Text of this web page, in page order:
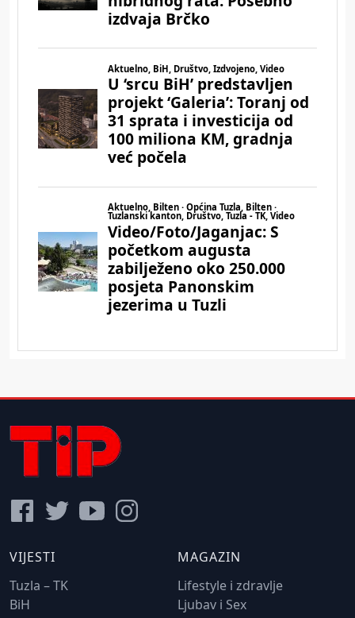
VIJESTI
Tuzla – TK
BiH
MAGAZIN
Lifestyle i zdravlje
Ljubav i Sex